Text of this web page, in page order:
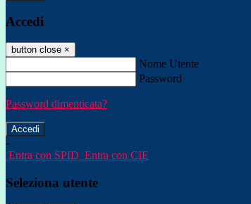
Accedi
button close ×
Nome Utente
Password
Password dimenticata?
-
Entra con SPID Entra con CIE
Seleziona utente